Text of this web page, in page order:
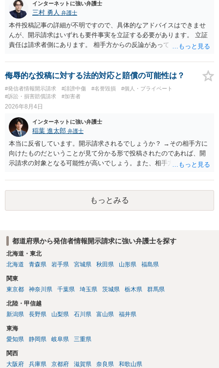
インターネットに強い弁護士
三村 勇人 弁護士
本件投稿記事の詳細が不明ですので、具体的なアドバイスはできませ
んが、開示請求はいずれも要件事実を立証する必要があります。 立証
責任は請求者側にあります。 相手方からの反論があっても、裁判官が
方が口頭で反論したのは、仮処分は迅速性が要求されるためです。 書
面での反論となれば、より遅延する可能性がございます。 また、本件
はXのため、APのIPアドレスの保存期間の問題もございます。 開示請
求は法律知識が不可欠ですが、それだけでは足りず、実務を踏まえた
方法を選択することが重要です。
侮辱的な投稿に対する法的対応と賠償の可能性は？
#発信者情報開示請求 #誹謗中傷 #名誉毀損
#個人・プライベート
#訴訟・損害賠償請求
#加害者
2026年8月4日
インターネットに強い弁護士
稲葉 進太郎 弁護士
本当に反省しています。開示請求されるでしょうか？ →その相手方に
向けたものだということが見て分かる形で投稿されたのであれば、開
示請求の対象となる可能性が高いでしょう。また、相手方の投稿した
と存じます。発信者情報開示請求が進むと、投稿に使った回線の契約
者のところに、意見照会がなされます。アカウント情報開示の場合
は、アカウントの登録メールに意見照会がなされます。 また、された
場合賠償金はいくらでしょうか。 →ケースバイケースであり、数万円
もっとみる
都道府県から発信者情報開示請求に強い弁護士を探す
北海道・東北
北海道
青森県 岩手県 宮城県 秋田県 山形県 福島県
関東
東京都
神奈川県 千葉県 埼玉県 茨城県 栃木県 群馬県
北陸・甲信越
新潟県
長野県 山梨県 石川県 富山県 福井県
東海
愛知県
静岡県 岐阜県 三重県
関西
大阪府
兵庫県 京都府 滋賀県 奈良県 和歌山県